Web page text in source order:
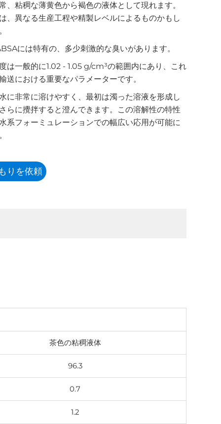
、粘稠な薄黄色から褐色の液体として現れます。
、異なる生産工程や精製レベルによるものかもし
には特有の、多少刺激的な臭いがあります。
は一般的に1.02 - 1.05 g/cm³の範囲内にあり、これ
送における重要なパラメーターです。
に非常に溶けやすく、最初は濁った溶液を形成し
らに攪拌すると澄んできます。この溶解性の特性
系フォーミュレーションでの幅広い応用が可能に
りを依頼
茶色の粘稠液体
96.3
0.7
1.2